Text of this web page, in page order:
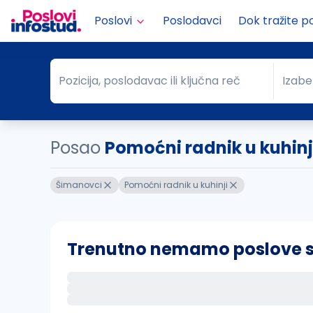
Poslovi Poslodavci Dok tražite
Pozicija, poslodavac ili ključna reč
Pozicija, poslodavac ili ključna reč Grad
Posao Pomoćni radnik u
Šimanovci Pomoćni radnik u kuhinji
Trenutno nemamo poslove